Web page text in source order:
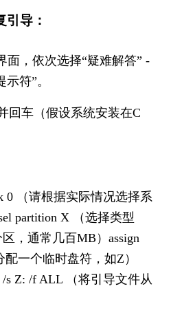
引导：
面，依次选择“疑难解答” -
符”。
回车（假设系统安装在C
0 （请根据实际情况选择系
partition X （选择类型
，通常几百MB）assign
一个临时盘符，如Z）
/s Z: /f ALL （将引导文件从